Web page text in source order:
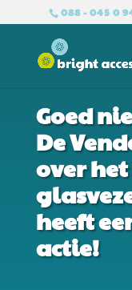
088 - 045 0
BRIGHT ACCESS
Goed
De
over
heeft
actie!